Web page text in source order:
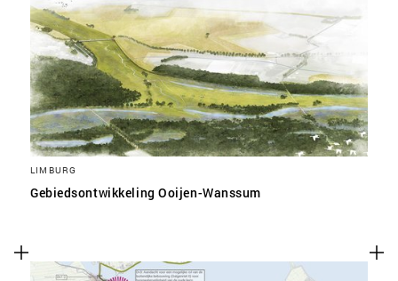
LIMBURG
Gebiedsontwikkeling Ooijen-Wanssum